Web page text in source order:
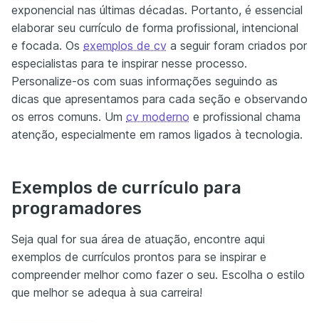
exponencial nas últimas décadas. Portanto, é essencial
elaborar seu currículo de forma profissional, intencional
e focada. Os exemplos de cv a seguir foram criados por
especialistas para te inspirar nesse processo.
Personalize-os com suas informações seguindo as
dicas que apresentamos para cada seção e observando
os erros comuns. Um cv moderno e profissional chama
atenção, especialmente em ramos ligados à tecnologia.
Exemplos de currículo para
programadores
Seja qual for sua área de atuação, encontre aqui
exemplos de currículos prontos para se inspirar e
compreender melhor como fazer o seu. Escolha o estilo
que melhor se adequa à sua carreira!